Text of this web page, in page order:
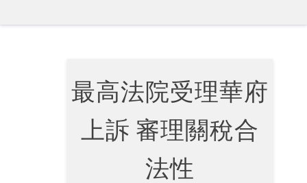
最高法院受理華府
上訴 審理關稅合
法性